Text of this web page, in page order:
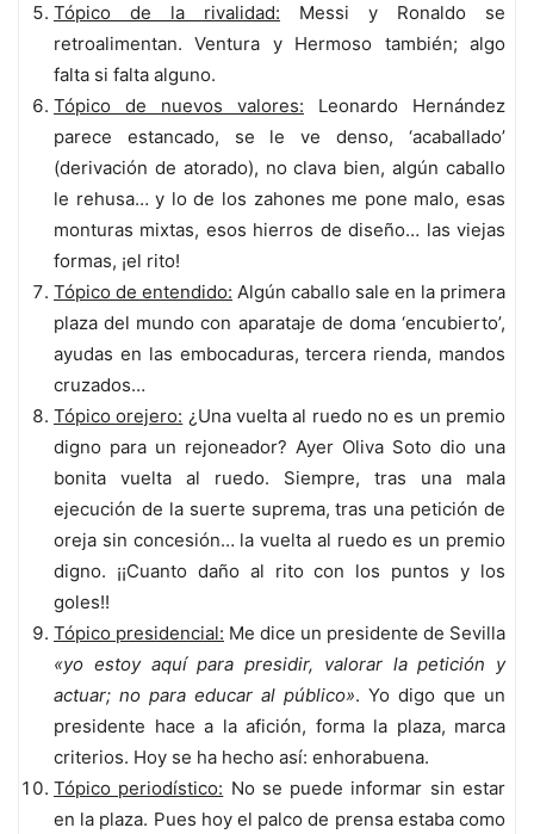
Tópico de la rivalidad: Messi y Ronaldo se
retroalimentan. Ventura y Hermoso también; algo
falta si falta alguno.
Tópico de nuevos valores: Leonardo Hernández
parece estancado, se le ve denso, ‘acaballado’
(derivación de atorado), no clava bien, algún caballo
le rehusa… y lo de los zahones me pone malo, esas
monturas mixtas, esos hierros de diseño… las viejas
formas, ¡el rito!
Tópico de entendido: Algún caballo sale en la primera
plaza del mundo con aparataje de doma ‘encubierto’,
ayudas en las embocaduras, tercera rienda, mandos
cruzados…
Tópico orejero: ¿Una vuelta al ruedo no es un premio
digno para un rejoneador? Ayer Oliva Soto dio una
bonita vuelta al ruedo. Siempre, tras una mala
ejecución de la suerte suprema, tras una petición de
oreja sin concesión… la vuelta al ruedo es un premio
digno. ¡¡Cuanto daño al rito con los puntos y los
goles!!
Tópico presidencial: Me dice un presidente de Sevilla
«yo estoy aquí para presidir, valorar la petición y
actuar; no para educar al público». Yo digo que un
presidente hace a la afición, forma la plaza, marca
criterios. Hoy se ha hecho así: enhorabuena.
Tópico periodístico: No se puede informar sin estar
en la plaza. Pues hoy el palco de prensa estaba como